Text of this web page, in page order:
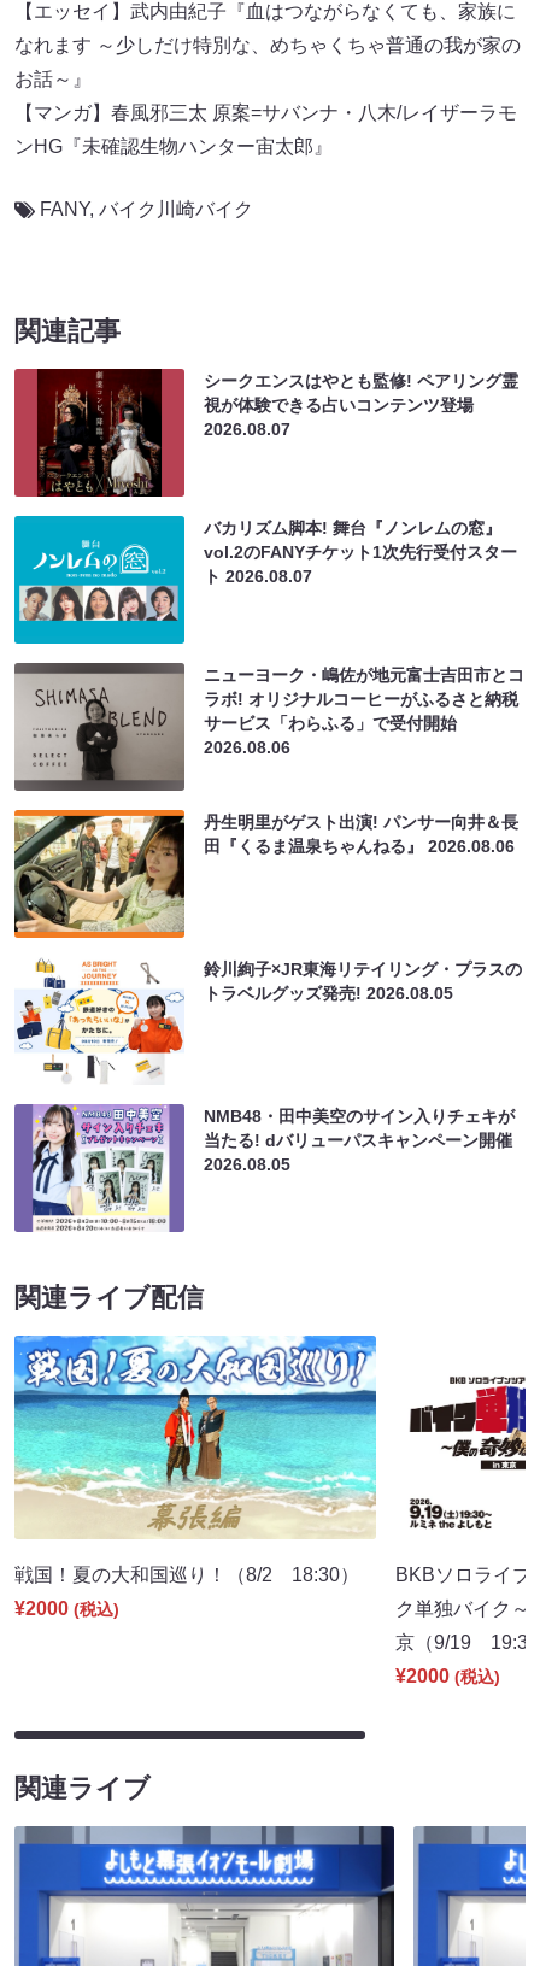
【エッセイ】武内由紀子『血はつながらなくても、家族に
なれます ～少しだけ特別な、めちゃくちゃ普通の我が家の
お話～』
【マンガ】春風邪三太 原案=サバンナ・八木/レイザーラモ
ンHG『未確認生物ハンター宙太郎』
FANY, バイク川崎バイク
関連記事
シークエンスはやとも監修! ペアリング霊
視が体験できる占いコンテンツ登場
2026.08.07
バカリズム脚本! 舞台『ノンレムの窓』
vol.2のFANYチケット1次先行受付スター
ト2026.08.07
ニューヨーク・嶋佐が地元富士吉田市とコ
ラボ! オリジナルコーヒーがふるさと納税
サービス「わらふる」で受付開始
2026.08.06
丹生明里がゲスト出演! パンサー向井＆長
田『くるま温泉ちゃんねる』2026.08.06
鈴川絢子×JR東海リテイリング・プラスの
トラベルグッズ発売!2026.08.05
NMB48・田中美空のサイン入りチェキが
当たる! dバリューパスキャンペーン開催
2026.08.05
関連ライブ配信
戦国！夏の大和国巡り！（8/2 18:30）
¥2000 (税込)
BKBソロライ
ク単独バイク～
京（9/19
¥2000 (税込)
関連ライブ